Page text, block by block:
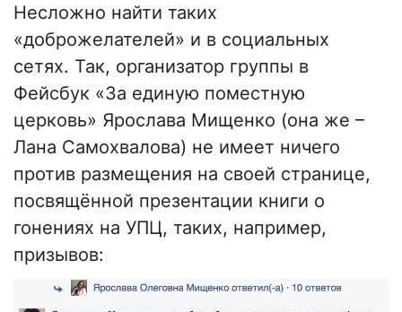
Несложно найти таких
«доброжелателей» и в социальных
сетях. Так, организатор группы в
Фейсбук «За единую поместную
церковь» Ярослава Мищенко (она же –
Лана Самохвалова) не имеет ничего
против размещения на своей странице,
посвящённой презентации книги о
гонениях на УПЦ, таких, например,
призывов: